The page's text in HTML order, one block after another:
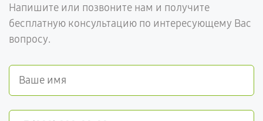
Напишите или позвоните нам и получите
бесплатную консультацию по интересующему Вас
вопросу.